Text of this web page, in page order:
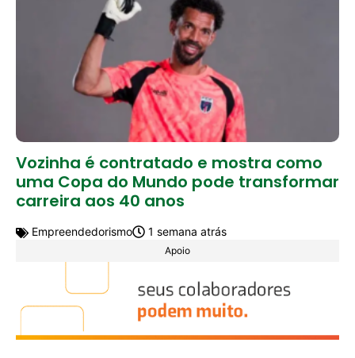
Vozinha é contratado e mostra como
uma Copa do Mundo pode transformar
carreira aos 40 anos
Empreendedorismo 1 semana atrás
Apoio